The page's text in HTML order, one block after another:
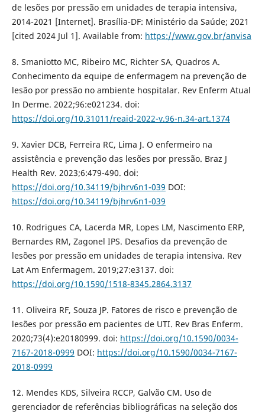
de lesões por pressão em unidades de terapia intensiva,
2014-2021 [Internet]. Brasília-DF: Ministério da Saúde; 2021
[cited 2024 Jul 1]. Available from: https://www.gov.br/anvisa
8. Smaniotto MC, Ribeiro MC, Richter SA, Quadros A.
Conhecimento da equipe de enfermagem na prevenção de
lesão por pressão no ambiente hospitalar. Rev Enferm Atual
In Derme. 2022;96:e021234. doi:
https://doi.org/10.31011/reaid-2022-v.96-n.34-art.1374
9. Xavier DCB, Ferreira RC, Lima J. O enfermeiro na
assistência e prevenção das lesões por pressão. Braz J
Health Rev. 2023;6:479-490. doi:
https://doi.org/10.34119/bjhrv6n1-039 DOI:
https://doi.org/10.34119/bjhrv6n1-039
10. Rodrigues CA, Lacerda MR, Lopes LM, Nascimento ERP,
Bernardes RM, Zagonel IPS. Desafios da prevenção de
lesões por pressão em unidades de terapia intensiva. Rev
Lat Am Enfermagem. 2019;27:e3137. doi:
https://doi.org/10.1590/1518-8345.2864.3137
11. Oliveira RF, Souza JP. Fatores de risco e prevenção de
lesões por pressão em pacientes de UTI. Rev Bras Enferm.
2020;73(4):e20180999. doi: https://doi.org/10.1590/0034-
7167-2018-0999 DOI: https://doi.org/10.1590/0034-7167-
2018-0999
12. Mendes KDS, Silveira RCCP, Galvão CM. Uso de
gerenciador de referências bibliográficas na seleção dos